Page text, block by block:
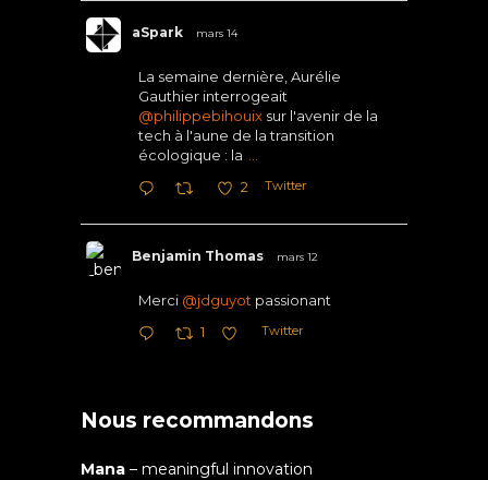
aSpark mars 14
La semaine dernière, Aurélie
Gauthier interrogeait
@philippebihouix sur l'avenir de la
tech à l'aune de la transition
écologique : la
2 Twitter
Benjamin Thomas mars 12
Merci @jdguyot passionant
1 Twitter
Nous recommandons
Mana – meaningful innovation